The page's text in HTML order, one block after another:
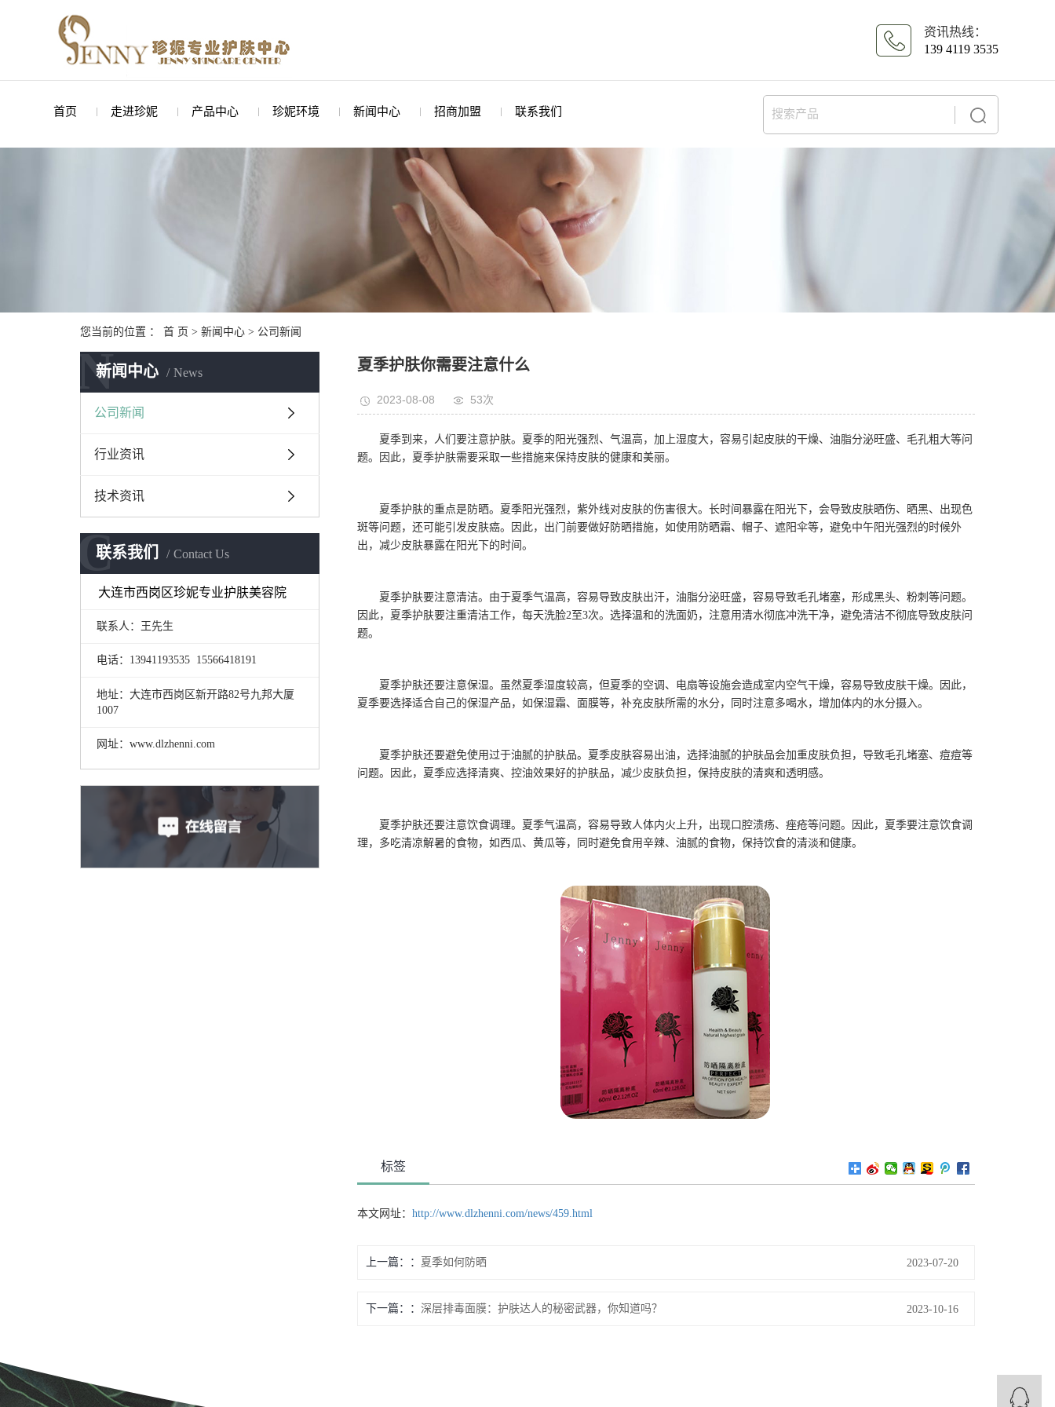
资讯热线：
139 4119 3535
首页 走进珍妮 产品中心 珍妮环境 新闻中心 招商加盟 联系我们
您当前的位置 ： 首 页 > 新闻中心 > 公司新闻
新闻中心 News
N
公司新闻
行业资讯
技术资讯
联系我们 Contact Us
C
大连市西岗区珍妮专业护肤美容院
联系人：王先生
电话：13941193535 15566418191
地址：大连市西岗区新开路82号九邦大厦
1007
网址：www.dlzhenni.com
夏季护肤你需要注意什么
2023-08-08 53次
夏季到来，人们要注意护肤。夏季的阳光强烈、气温高，加上湿度大，容易引起皮肤的干燥、油脂分泌旺盛、毛孔粗大等问
题。因此，夏季护肤需要采取一些措施来保持皮肤的健康和美丽。
夏季护肤的重点是防晒。夏季阳光强烈，紫外线对皮肤的伤害很大。长时间暴露在阳光下，会导致皮肤晒伤、晒黑、出现色
斑等问题，还可能引发皮肤癌。因此，出门前要做好防晒措施，如使用防晒霜、帽子、遮阳伞等，避免中午阳光强烈的时候外
出，减少皮肤暴露在阳光下的时间。
夏季护肤要注意清洁。由于夏季气温高，容易导致皮肤出汗，油脂分泌旺盛，容易导致毛孔堵塞，形成黑头、粉刺等问题。
因此，夏季护肤要注重清洁工作，每天洗脸2至3次。选择温和的洗面奶，注意用清水彻底冲洗干净，避免清洁不彻底导致皮肤问
题。
夏季护肤还要注意保湿。虽然夏季湿度较高，但夏季的空调、电扇等设施会造成室内空气干燥，容易导致皮肤干燥。因此，
夏季要选择适合自己的保湿产品，如保湿霜、面膜等，补充皮肤所需的水分，同时注意多喝水，增加体内的水分摄入。
夏季护肤还要避免使用过于油腻的护肤品。夏季皮肤容易出油，选择油腻的护肤品会加重皮肤负担，导致毛孔堵塞、痘痘等
问题。因此，夏季应选择清爽、控油效果好的护肤品，减少皮肤负担，保持皮肤的清爽和透明感。
夏季护肤还要注意饮食调理。夏季气温高，容易导致人体内火上升，出现口腔溃疡、痤疮等问题。因此，夏季要注意饮食调
理，多吃清凉解暑的食物，如西瓜、黄瓜等，同时避免食用辛辣、油腻的食物，保持饮食的清淡和健康。
标签
本文网址： http://www.dlzhenni.com/news/459.html
上一篇： 夏季如何防晒 2023-07-20
下一篇： 深层排毒面膜：护肤达人的秘密武器，你知道吗？ 2023-10-16